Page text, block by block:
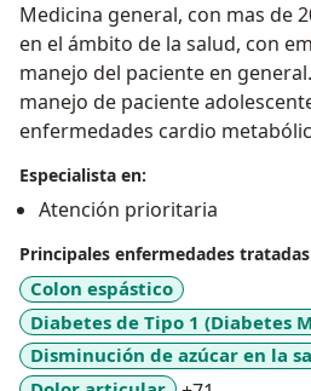
Medicina general, con mas de
en el ámbito de la salud, con
manejo del paciente en
manejo de paciente
enfermedades cardio
Especialista en:
Atención prioritaria
Principales enfermedades tratadas
Colon espástico
Diabetes de Tipo 1 (Diabetes
Disminución de azúcar en la